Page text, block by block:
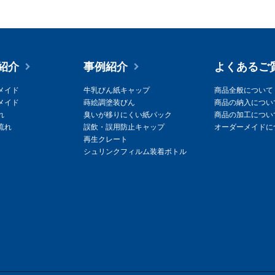
介
イド
イド
れ
事例紹介
牛乳びん紙キャップ
蒔絵調塗装びん
臭いが移りにくい紙パック
誤飲・誤用防止キャップ
再生クレート
シュリンクフィルム装着ボトル
よくあるご
商品全般について
商品の納入につい
商品の加工につい
オーダーメイドに